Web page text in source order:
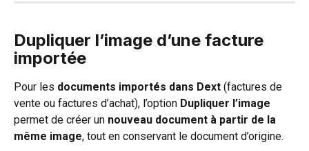
Dupliquer l’image d’une facture
importée
Pour les documents importés dans Dext (factures de
vente ou factures d’achat), l’option Dupliquer l’image
permet de créer un nouveau document à partir de la
même image, tout en conservant le document d’origine.